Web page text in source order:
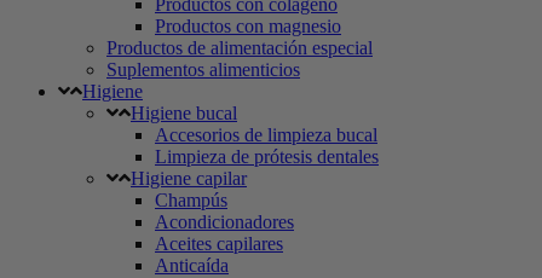
Productos con colágeno
Productos con magnesio
Productos de alimentación especial
Suplementos alimenticios
Higiene
Higiene bucal
Accesorios de limpieza bucal
Limpieza de prótesis dentales
Higiene capilar
Champús
Acondicionadores
Aceites capilares
Anticaída